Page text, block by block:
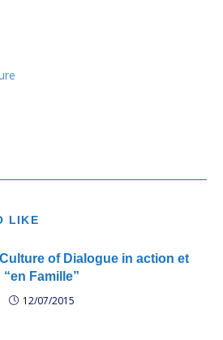
LIKE
of Dialogue in action et
“en Famille”
12/07/2015